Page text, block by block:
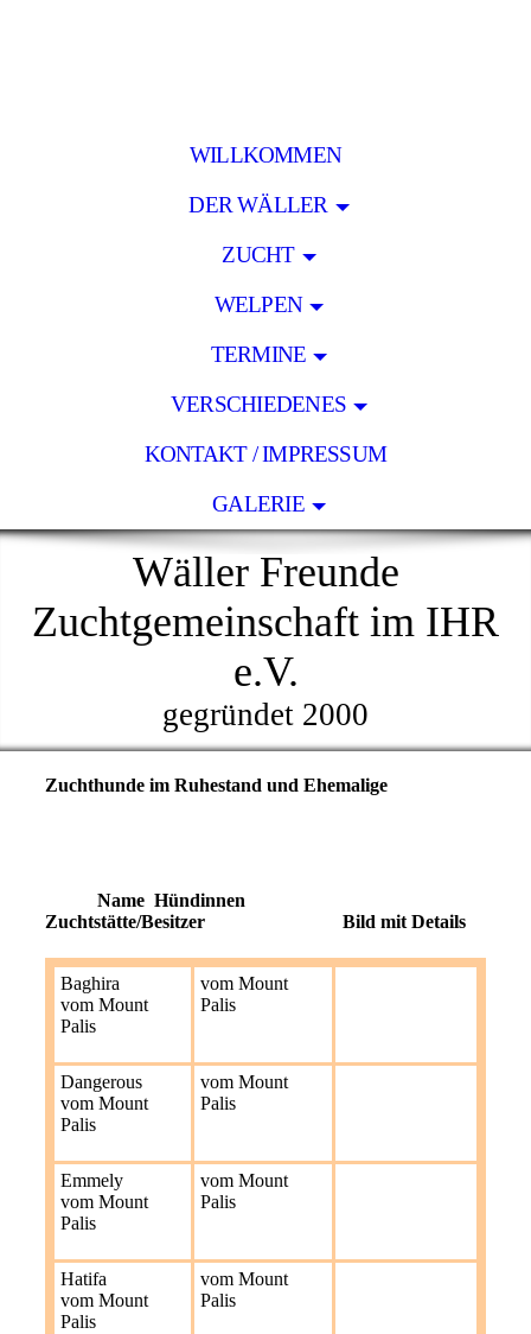
WILLKOMMEN
DER WÄLLER
ZUCHT
WELPEN
TERMINE
VERSCHIEDENES
KONTAKT / IMPRESSUM
GALERIE
Wäller Freunde
Zuchtgemeinschaft im IHR
e.V.
gegründet 2000
Zuchthunde im Ruhestand und Ehemalige
Name Hündinnen
Zuchtstätte/Besitzer Bild mit Details
Baghira
vom Mount
Palis
vom Mount
Palis
Dangerous
vom Mount
Palis
vom Mount
Palis
Emmely
vom Mount
Palis
vom Mount
Palis
Hatifa
vom Mount
Palis
vom Mount
Palis